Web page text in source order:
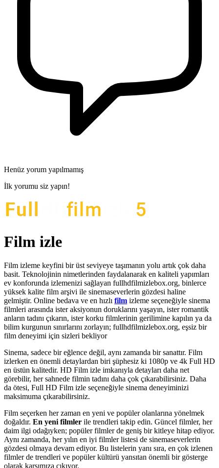
Henüz yorum yapılmamış
İlk yorumu siz yapın!
Film izle
Film izleme keyfini bir üst seviyeye taşımanın yolu artık çok daha
basit. Teknolojinin nimetlerinden faydalanarak en kaliteli yapımları
ev konforunda izlemenizi sağlayan fullhdfilmizlebox.org, binlerce
yüksek kalite film arşivi ile sinemaseverlerin gözdesi haline
gelmiştir. Online bedava ve en hızlı film izleme seçeneğiyle sinema
filmleri arasında ister aksiyonun doruklarını yaşayın, ister romantik
anların tadını çıkarın, ister korku filmlerinin gerilimine kapılın ya da
bilim kurgunun sınırlarını zorlayın; fullhdfilmizlebox.org, eşsiz bir
film deneyimi için sizleri bekliyor
Sinema, sadece bir eğlence değil, aynı zamanda bir sanattır. Film
izlerken en önemli detaylardan biri şüphesiz ki 1080p ve 4k Full HD
en üstün kalitedir. HD Film izle imkanıyla detayları daha net
görebilir, her sahnede filmin tadını daha çok çıkarabilirsiniz. Daha
da ötesi, Full HD Film izle seçeneğiyle sinema deneyiminizi
maksimuma çıkarabilirsiniz.
Film seçerken her zaman en yeni ve popüler olanlarına yönelmek
doğaldır. En yeni filmler ile trendleri takip edin. Güncel filmler, her
daim ilgi odağıyken; popüler filmler de geniş bir kitleye hitap ediyor.
Aynı zamanda, her yılın en iyi filmler listesi de sinemaseverlerin
gözdesi olmaya devam ediyor. Bu listelerin yanı sıra, en çok izlenen
filmler de trendleri ve popüler kültürü yansıtan önemli bir gösterge
olarak karşımıza çıkıyor.